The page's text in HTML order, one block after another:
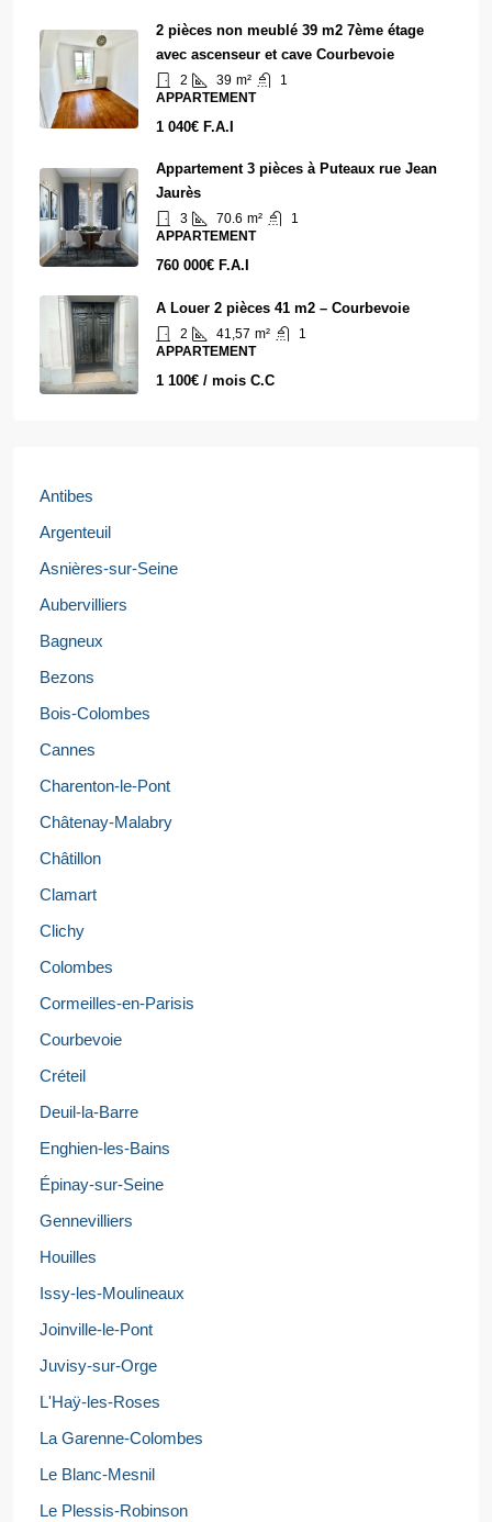
2 pièces non meublé 39 m2 7ème étage
avec ascenseur et cave Courbevoie
2 39 m²
1
APPARTEMENT
1 040€ F.A.I
Appartement 3 pièces à Puteaux rue Jean
Jaurès
3 70.6 m²
1
APPARTEMENT
760 000€ F.A.I
A Louer 2 pièces 41 m2 – Courbevoie
2 41,57 m²
1
APPARTEMENT
1 100€ / mois C.C
Antibes
Argenteuil
Asnières-sur-Seine
Aubervilliers
Bagneux
Bezons
Bois-Colombes
Cannes
Charenton-le-Pont
Châtenay-Malabry
Châtillon
Clamart
Clichy
Colombes
Cormeilles-en-Parisis
Courbevoie
Créteil
Deuil-la-Barre
Enghien-les-Bains
Épinay-sur-Seine
Gennevilliers
Houilles
Issy-les-Moulineaux
Joinville-le-Pont
Juvisy-sur-Orge
L'Haÿ-les-Roses
La Garenne-Colombes
Le Blanc-Mesnil
Le Plessis-Robinson